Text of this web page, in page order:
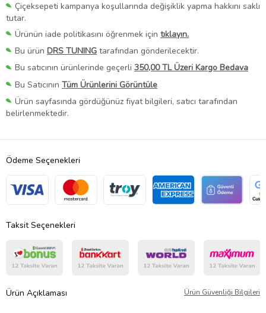
Çiçeksepeti kampanya koşullarında değişiklik yapma hakkını saklı
tutar.
Ürünün iade politikasını öğrenmek için tıklayın.
Bu ürün DRS TUNING tarafından gönderilecektir.
Bu satıcının ürünlerinde geçerli 350,00 TL Üzeri Kargo Bedava
Bu Satıcının Tüm Ürünlerini Görüntüle
Ürün sayfasında gördüğünüz fiyat bilgileri, satıcı tarafından
belirlenmektedir.
Ödeme Seçenekleri
Taksit Seçenekleri
Ürün Açıklaması Ürün Güvenliği Bilgileri